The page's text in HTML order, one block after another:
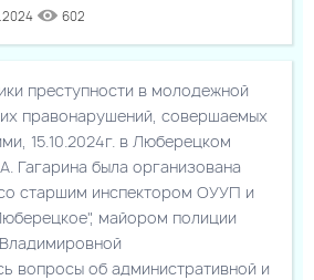
602
преступности в молодежной
правонарушений, совершаемых
15.10.2024г. в Люберецком
Гагарина была организована
старшим инспектором ОУУП и
майором полиции
вопросы об административной и